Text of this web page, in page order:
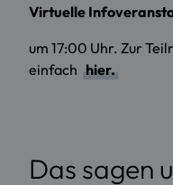
Virtuelle
um 17:00 Uhr. Zur
einfach hier.
Das sagen